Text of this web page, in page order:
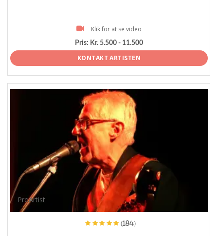
Klik for at se video
Pris: Kr. 5.500 - 11.500
KONTAKT ARTISTEN
ProArtist
(184)